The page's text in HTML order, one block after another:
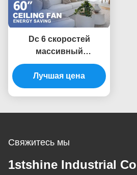
Dc 6 скоростей
массивный
деревянный
потолочный
вентилятор
управление
Лучшая цена
Свяжитесь мы
1stshine Industrial